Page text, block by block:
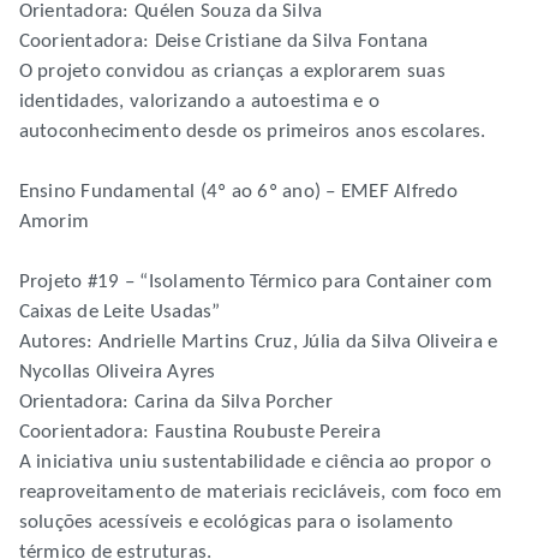
Orientadora: Quélen Souza da Silva
Coorientadora: Deise Cristiane da Silva Fontana
O projeto convidou as crianças a explorarem suas
identidades, valorizando a autoestima e o
autoconhecimento desde os primeiros anos escolares.
Ensino Fundamental (4º ao 6º ano) – EMEF Alfredo
Amorim
Projeto #19 – “Isolamento Térmico para Container com
Caixas de Leite Usadas”
Autores: Andrielle Martins Cruz, Júlia da Silva Oliveira e
Nycollas Oliveira Ayres
Orientadora: Carina da Silva Porcher
Coorientadora: Faustina Roubuste Pereira
A iniciativa uniu sustentabilidade e ciência ao propor o
reaproveitamento de materiais recicláveis, com foco em
soluções acessíveis e ecológicas para o isolamento
térmico de estruturas.